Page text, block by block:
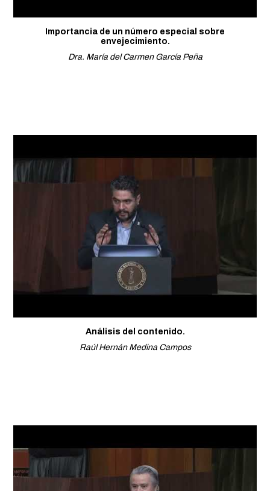
Importancia de un número especial sobre
envejecimiento.
Dra. María del Carmen García Peña
Análisis del contenido.
Raúl Hernán Medina Campos